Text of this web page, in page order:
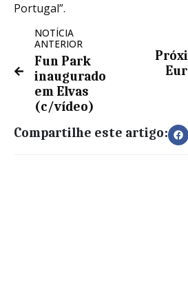
Portugal”.
NOTÍCIA
ANTERIOR
Fun Park
inaugurado
em Elvas
(c/vídeo)
Compartilhe este artigo: